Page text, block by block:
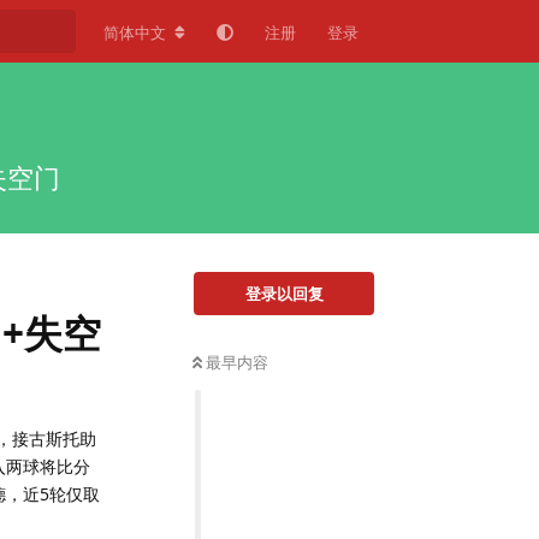
简体中文 注册 登录
门
登录以回复
最早内容
失空
接古斯托助
两球将比分
近5轮仅取